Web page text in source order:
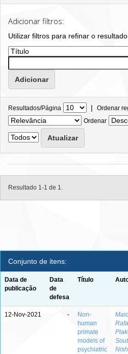
Adicionar filtros:
Utilizar filtros para refinar o resultado
Resultados/Página | Ordenar
Ordenar
Resultado 1-1 de 1.
Conjunto de itens:
Data de
publicação
Data
de
defesa
Título
12-Nov-2021 -
Non-
human
primate
models of
psychiatric